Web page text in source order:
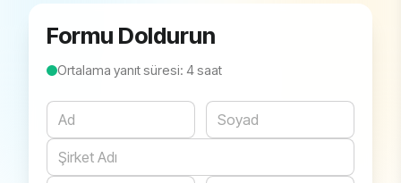
Formu Doldurun
Ortalama yanıt süresi: 4 saat
Website